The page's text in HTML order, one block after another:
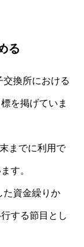
る
換所における
を掲げていま
までに利用で
す。
た資金繰りか
する節目とし